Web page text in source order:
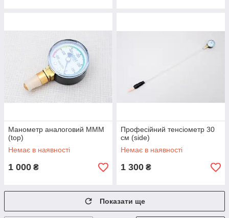
Манометр аналоговий MMM
(top)
Немає в наявності
1 000 ₴
Професійний тенсіометр 30
см (side)
Немає в наявності
1 300 ₴
Показати ще